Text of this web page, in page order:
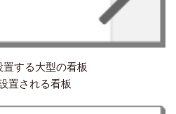
置する大型の看板
置される看板